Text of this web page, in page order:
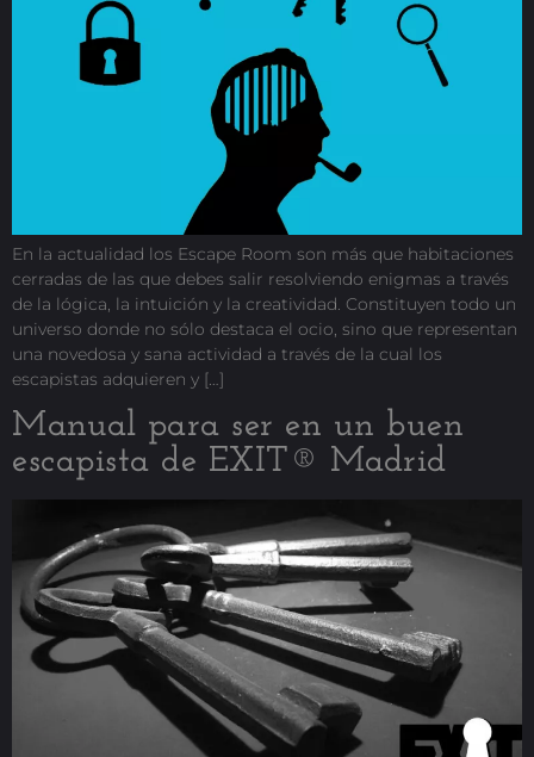
En la actualidad los Escape Room son más que habitaciones
cerradas de las que debes salir resolviendo enigmas a través
de la lógica, la intuición y la creatividad. Constituyen todo un
universo donde no sólo destaca el ocio, sino que representan
una novedosa y sana actividad a través de la cual los
escapistas adquieren y […]
Manual para ser en un buen
escapista de EXIT® Madrid